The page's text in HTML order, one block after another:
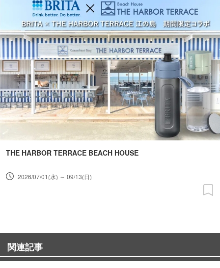
THE HARBOR TERRACE BEACH HOUSE
2026/07/01(水) ～ 09/13(日)
関連記事